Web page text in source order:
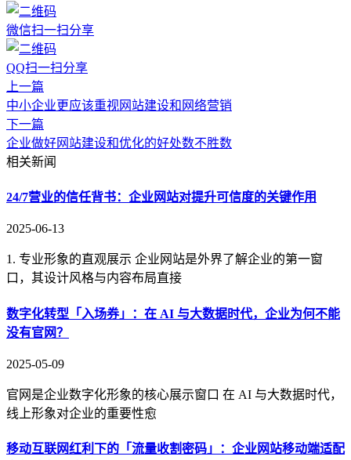
微信扫一扫分享
QQ扫一扫分享
上一篇
中小企业更应该重视网站建设和网络营销
下一篇
企业做好网站建设和优化的好处数不胜数
相关新闻
24/7营业的信任背书：企业网站对提升可信度的关键作用
2025-06-13
1. 专业形象的直观展示 企业网站是外界了解企业的第一窗
口，其设计风格与内容布局直接
数字化转型「入场券」：在 AI 与大数据时代，企业为何不能
没有官网？
2025-05-09
官网是企业数字化形象的核心展示窗口 在 AI 与大数据时代，
线上形象对企业的重要性愈
移动互联网红利下的「流量收割密码」：企业网站移动端适配